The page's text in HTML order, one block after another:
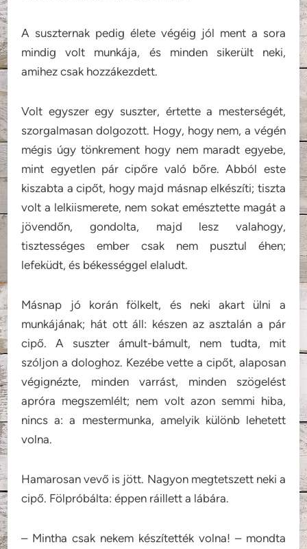
A suszternak pedig élete végéig jól ment a sora
mindig volt munkája, és minden sikerült neki,
amihez csak hozzákezdett.
Volt egyszer egy suszter, értette a mesterségét,
szorgalmasan dolgozott. Hogy, hogy nem, a végén
mégis úgy tönkrement hogy nem maradt egyebe,
mint egyetlen pár cipőre való bőre. Abból este
kiszabta a cipőt, hogy majd másnap elkészíti; tiszta
volt a lelkiismerete, nem sokat emésztette magát a
jövendőn, gondolta, majd lesz valahogy,
tisztességes ember csak nem pusztul éhen;
lefeküdt, és békességgel elaludt.
Másnap jó korán fölkelt, és neki akart ülni a
munkájának; hát ott áll: készen az asztalán a pár
cipő. A suszter ámult-bámult, nem tudta, mit
szóljon a dologhoz. Kezébe vette a cipőt, alaposan
végignézte, minden varrást, minden szögelést
apróra megszemlélt; nem volt azon semmi hiba,
nincs a: a mestermunka, amelyik különb lehetett
volna.
Hamarosan vevő is jött. Nagyon megtetszett neki a
cipő. Fölpróbálta: éppen ráillett a lábára.
– Mintha csak nekem készítették volna! – mondta